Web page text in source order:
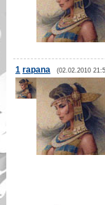
1 rapana (02.02.2010